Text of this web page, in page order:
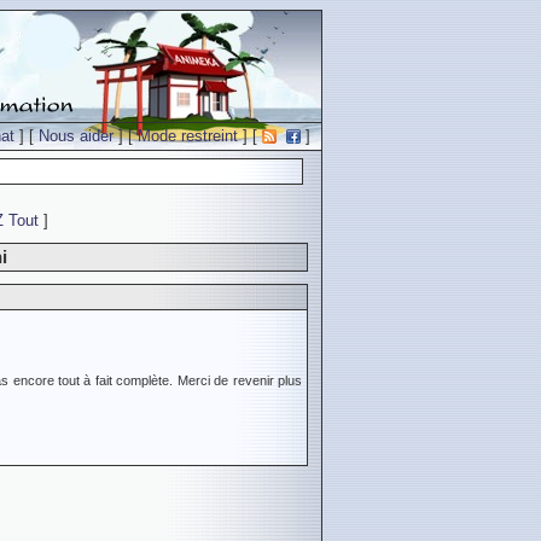
] [Nous aider] [Mode restreint] [ ]
Tout]
encore tout à fait complète. Merci de revenir plus